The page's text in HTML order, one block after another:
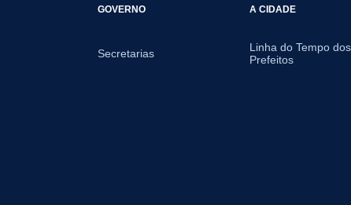
GOVERNO
Secretarias
A CIDADE
Linha do Tempo dos
Prefeitos